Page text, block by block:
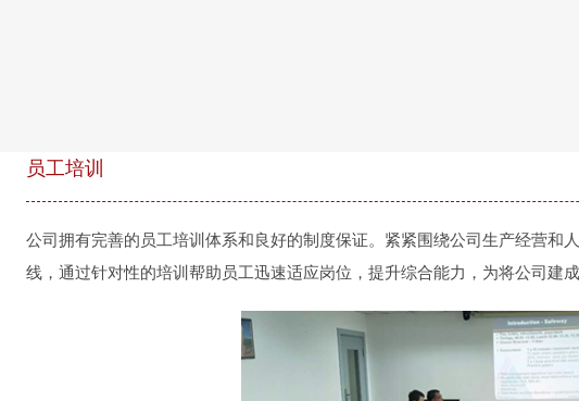
员工培训
公司拥有完善的员工培训体系和良好的制度保证。紧紧围绕公司生产经营和
线，通过针对性的培训帮助员工迅速适应岗位，提升综合能力，为将公司建